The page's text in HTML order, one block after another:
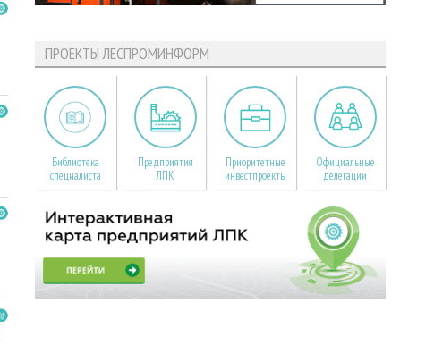
ПРОЕКТЫ ЛЕСПРОМИНФОРМ
Библиотека
специалиста
Предприятия
ЛПК
Приоритетные
инвестпроекты
Официальные
делегации